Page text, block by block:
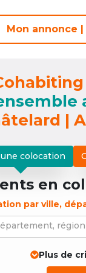
Mon annonce
Mon annonce
|
colocation
en
par ville,
région
Plus de